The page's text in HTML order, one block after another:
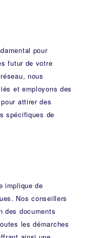
pour
futur de votre
nous
et employons des
attirer des
spécifiques de
implique de
Nosconseillers
des documents
les démarches